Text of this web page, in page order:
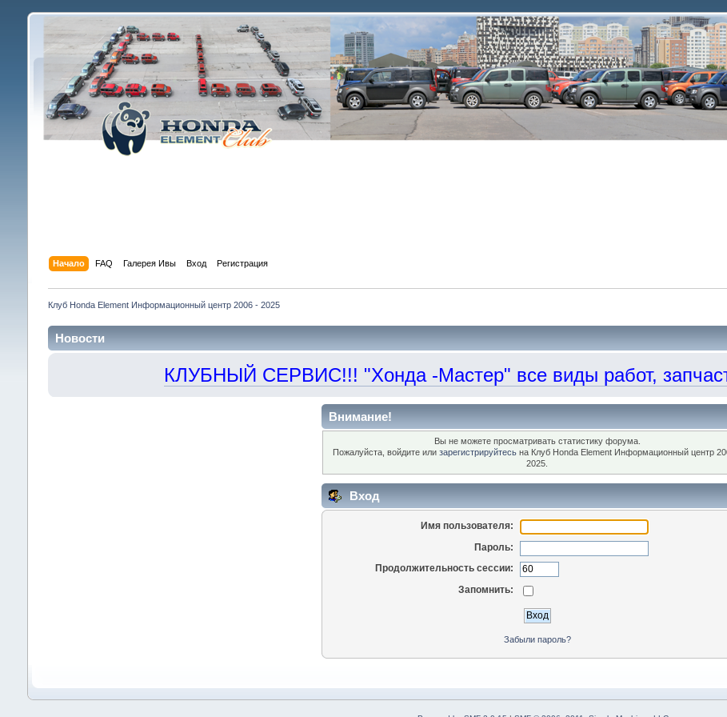
Начало FAQ Галерея Ивы Вход Регистрация
Клуб Honda Element Информационный центр 2006 - 2025
Новости
КЛУБНЫЙ СЕРВИС!!! "Хонда -Мастер" все виды работ,
Внимание!
Вы не можете просматривать статистику форума.
Пожалуйста, войдите илизарегистрируйтесь на Клуб Honda Element Информационный центр
2025.
Вход
Имя пользователя:
Пароль:
Продолжительность сессии:
Запомнить:
Забыли пароль?